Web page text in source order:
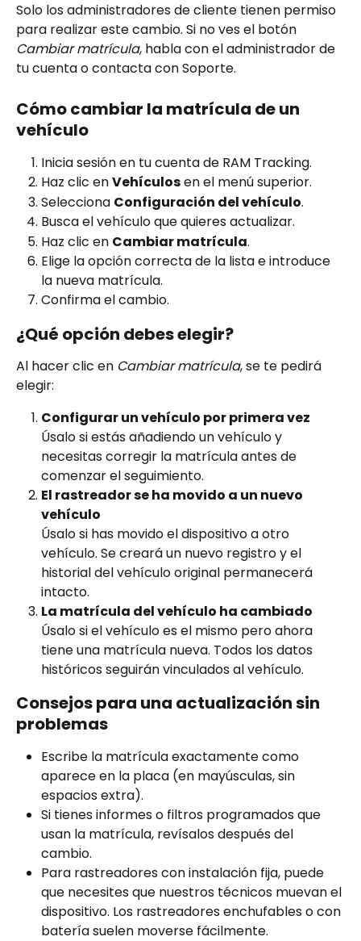
Solo los administradores de cliente tienen permiso
para realizar este cambio. Si no ves el botón
Cambiar matrícula, habla con el administrador de
tu cuenta o contacta con Soporte.
Cómo cambiar la matrícula de un
vehículo
Inicia sesión en tu cuenta de RAM Tracking.
Haz clic en Vehículos en el menú superior.
Selecciona Configuración del vehículo.
Busca el vehículo que quieres actualizar.
Haz clic en Cambiar matrícula.
Elige la opción correcta de la lista e introduce
la nueva matrícula.
Confirma el cambio.
¿Qué opción debes elegir?
Al hacer clic en Cambiar matrícula, se te pedirá
elegir:
Configurar un vehículo por primera vez
Úsalo si estás añadiendo un vehículo y
necesitas corregir la matrícula antes de
comenzar el seguimiento.
El rastreador se ha movido a un nuevo
vehículo
Úsalo si has movido el dispositivo a otro
vehículo. Se creará un nuevo registro y el
historial del vehículo original permanecerá
intacto.
La matrícula del vehículo ha cambiado
Úsalo si el vehículo es el mismo pero ahora
tiene una matrícula nueva. Todos los datos
históricos seguirán vinculados al vehículo.
Consejos para una actualización sin
problemas
Escribe la matrícula exactamente como
aparece en la placa (en mayúsculas, sin
espacios extra).
Si tienes informes o filtros programados que
usan la matrícula, revísalos después del
cambio.
Para rastreadores con instalación fija, puede
que necesites que nuestros técnicos muevan el
dispositivo. Los rastreadores enchufables o con
batería suelen moverse fácilmente.